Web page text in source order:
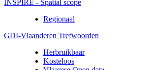
INSPIRE - Spatial scope
Regionaal
GDI-Vlaanderen Trefwoorden
Herbruikbaar
Kosteloos